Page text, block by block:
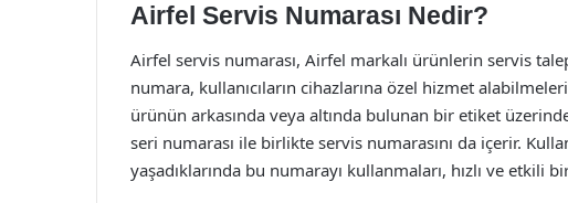
Airfel Servis Numarası Nedir?
Airfel servis numarası, Airfel markalı ürünlerin servis
numara, kullanıcıların cihazlarına özel hizmet
ürünün arkasında veya altında bulunan bir etiket
seri numarası ile birlikte servis numarasını da içerir.
yaşadıklarında bu numarayı kullanmaları, hızlı ve etkili